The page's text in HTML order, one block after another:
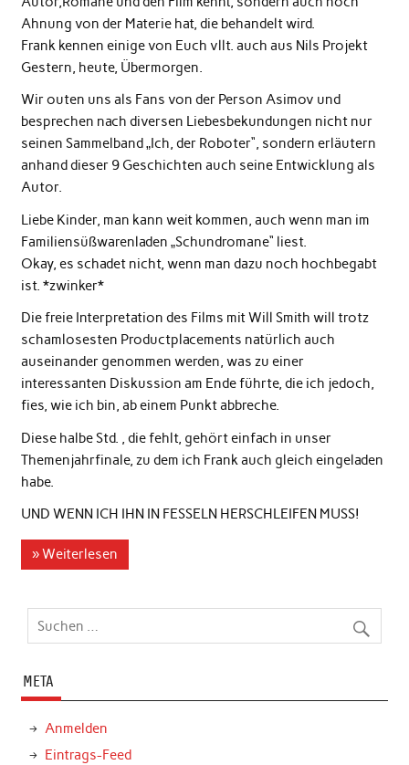
Ahnung von der Materie hat, die behandelt wird.
Frank kennen einige von Euch vllt. auch aus Nils Projekt
Gestern, heute, Übermorgen.
Wir outen uns als Fans von der Person Asimov und
besprechen nach diversen Liebesbekundungen nicht nur
seinen Sammelband „Ich, der Roboter“, sondern erläutern
anhand dieser 9 Geschichten auch seine Entwicklung als
Autor.
Liebe Kinder, man kann weit kommen, auch wenn man im
Familiensüßwarenladen „Schundromane“ liest.
Okay, es schadet nicht, wenn man dazu noch hochbegabt
ist. *zwinker*
Die freie Interpretation des Films mit Will Smith will trotz
schamlosesten Productplacements natürlich auch
auseinander genommen werden, was zu einer
interessanten Diskussion am Ende führte, die ich jedoch,
fies, wie ich bin, ab einem Punkt abbreche.
Diese halbe Std. , die fehlt, gehört einfach in unser
Themenjahrfinale, zu dem ich Frank auch gleich eingeladen
habe.
UND WENN ICH IHN IN FESSELN HERSCHLEIFEN MUSS!
» Weiterlesen
META
Anmelden
Eintrags-Feed